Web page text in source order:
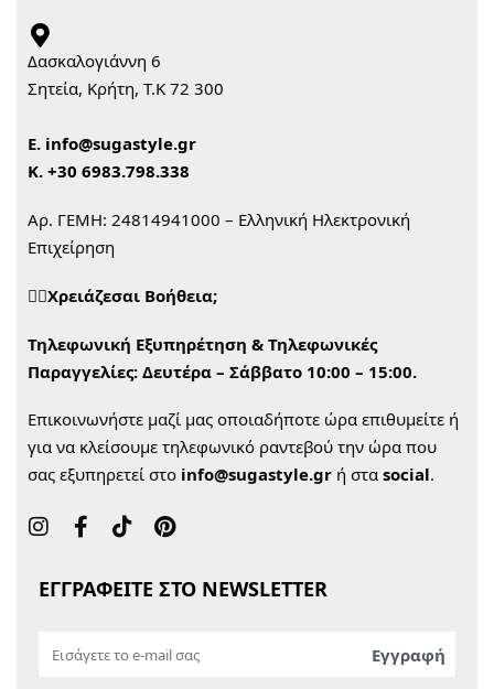
Δασκαλογιάννη 6
Σητεία, Κρήτη, Τ.Κ 72 300
Ε. info@sugastyle.gr
Κ. +30 6983.798.338
Αρ. ΓΕΜΗ: 24814941000 – Ελληνική Ηλεκτρονική
Επιχείρηση
🙋‍♀️Χρειάζεσαι Βοήθεια;
Τηλεφωνική Εξυπηρέτηση & Τηλεφωνικές
Παραγγελίες: Δευτέρα – Σάββατο 10:00 – 15:00.
Επικοινωνήστε μαζί μας οποιαδήποτε ώρα επιθυμείτε ή
για να κλείσουμε τηλεφωνικό ραντεβού την ώρα που
σας εξυπηρετεί στο info@sugastyle.gr ή στα social.
ΕΓΓΡΑΦΕΙΤΕ ΣΤΟ NEWSLETTER